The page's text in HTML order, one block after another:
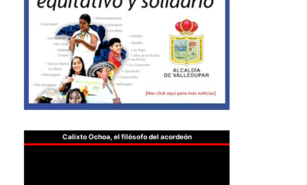
Calixto Ochoa, el filósofo del acordeón